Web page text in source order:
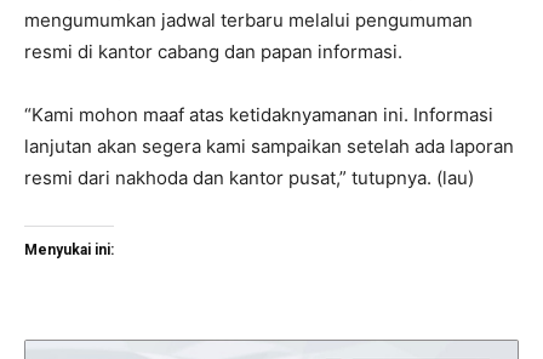
mengumumkan jadwal terbaru melalui pengumuman
resmi di kantor cabang dan papan informasi.
“Kami mohon maaf atas ketidaknyamanan ini. Informasi
lanjutan akan segera kami sampaikan setelah ada laporan
resmi dari nakhoda dan kantor pusat,” tutupnya. (lau)
Menyukai ini: